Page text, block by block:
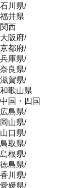
石川県/
福井県
関西
大阪府/
京都府/
兵庫県/
奈良県/
滋賀県/
和歌山県
中国・四国
広島県/
岡山県/
山口県/
鳥取県/
島根県/
徳島県/
香川県/
愛媛県/